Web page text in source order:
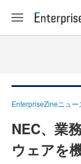
EnterpriseZineニュー
NEC、業
ウェアを